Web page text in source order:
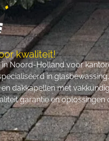
kwaliteit!
Noord-Holland voor
in glasbewassing,
dakkapellen met
garantie en oplossingen